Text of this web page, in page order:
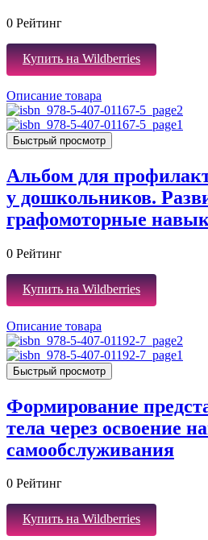
0 Рейтинг
Купить на Wildberries
Описание товара
Быстрый просмотр
Альбом для
у дошкольников.
графомоторные
0 Рейтинг
Купить на Wildberries
Описание товара
Быстрый просмотр
Формирование
тела через освоение
самообслуживания
0 Рейтинг
Купить на Wildberries